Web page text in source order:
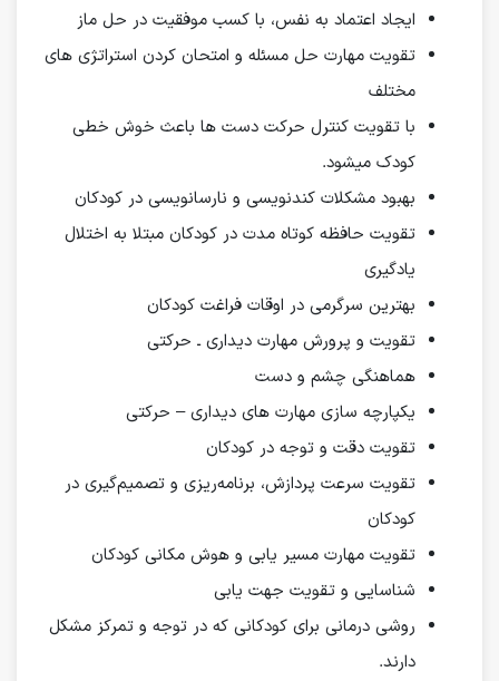
ایجاد اعتماد به نفس، با کسب موفقیت در حل ماز
تقویت مهارت حل مسئله و امتحان کردن استراتژی های
مختلف
با تقویت کنترل حرکت دست ها باعث خوش خطی
کودک میشود.
بهبود مشکلات کندنویسی و نارسانویسی در کودکان
تقویت حافظه کوتاه مدت در کودکان مبتلا به اختلال
یادگیری
بهترین سرگرمی در اوقات فراغت کودکان
تقویت و پرورش مهارت دیداری ـ حرکتی
هماهنگی چشم و دست
یکپارچه سازی مهارت های دیداری – حرکتی
تقویت دقت و توجه در کودکان
تقویت سرعت پردازش، برنامه‌ریزی و تصمیم‌گیری در
کودکان
تقویت مهارت مسیر یابی و هوش مکانی کودکان
شناسایی و تقویت جهت یابی
روشی درمانی برای کودکانی که در توجه و تمرکز مشکل
دارند.